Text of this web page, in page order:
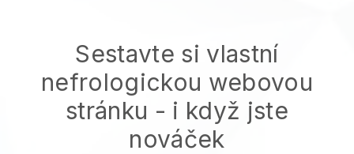
Sestavte si vlastní
nefrologickou webovou
stránku - i když jste
nováček